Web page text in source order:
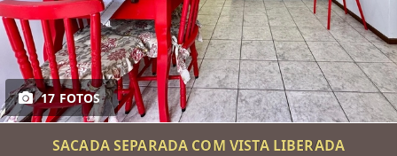
17 FOTOS
SACADA SEPARADA COM VISTA LIBERADA